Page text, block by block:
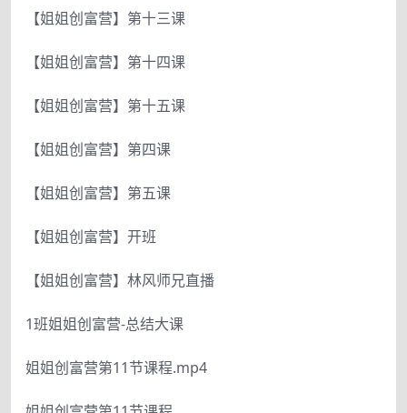
【姐姐创富营】第十三课
【姐姐创富营】第十四课
【姐姐创富营】第十五课
【姐姐创富营】第四课
【姐姐创富营】第五课
【姐姐创富营】开班
【姐姐创富营】林风师兄直播
1班姐姐创富营-总结大课
姐姐创富营第11节课程.mp4